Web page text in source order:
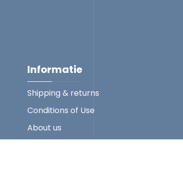
Informatie
Shipping & returns
Conditions of Use
About us